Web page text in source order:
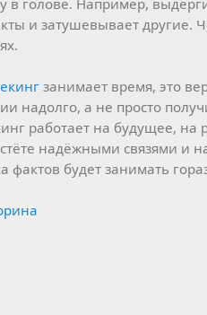
и затушевывает другие.
занимает время, это
надолго, а не просто
работает на будущее,
надёжными связями и
фактов будет занимать